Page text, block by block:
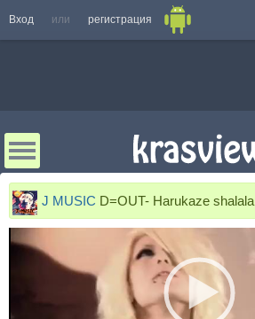
Вход или регистрация
J MUSIC D=OUT- Harukaze shalala